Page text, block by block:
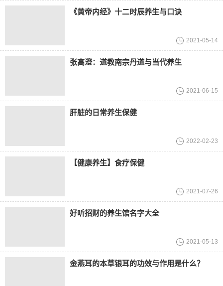
《黄帝内经》十二时辰养生与口诀
2021-05-14
张高澄：道教南宗丹道与当代养生
2021-06-15
肝脏的日常养生保健
2022-02-23
【健康养生】食疗保健
2021-07-26
好听招财的养生馆名字大全
2021-05-13
金燕耳的本草银耳的功效与作用是什么？